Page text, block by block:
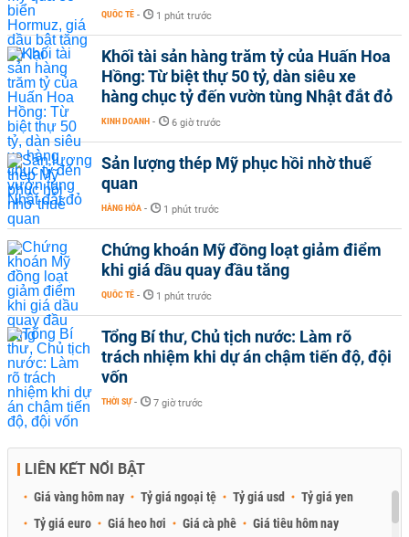
QUỐC TẾ - 1 phút trước
Khối tài sản hàng trăm tỷ của Huấn Hoa
Hồng: Từ biệt thự 50 tỷ, dàn siêu xe
hàng chục tỷ đến vườn tùng Nhật đắt đỏ
KINH DOANH - 6 giờ trước
Sản lượng thép Mỹ phục hồi nhờ thuế
quan
HÀNG HÓA - 1 phút trước
Chứng khoán Mỹ đồng loạt giảm điểm
khi giá dầu quay đầu tăng
QUỐC TẾ - 1 phút trước
Tổng Bí thư, Chủ tịch nước: Làm rõ
trách nhiệm khi dự án chậm tiến độ, đội
vốn
THỜI SỰ - 7 giờ trước
LIÊN KẾT NỔI BẬT
Giá vàng hôm nay Tỷ giá ngoại tệ Tỷ giá usd
Tỷ giá yen
Tỷ giá euro
Giá heo hơi Giá cà phê Giá tiêu hôm nay